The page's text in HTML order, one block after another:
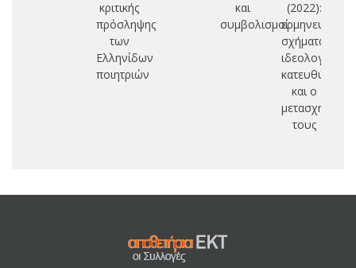
κριτικής
πρόσληψης
των
Ελληνίδων
ποιητριών
και
συμβολισμοί
(2022):
ερμηνευτικά
σχήματα,
ιδεολογικές
κατευθύνσεις
και ο
τους